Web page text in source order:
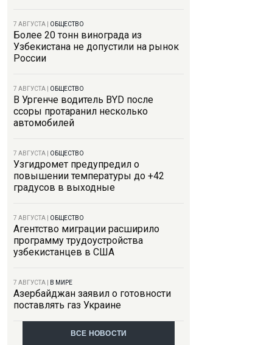
7 АВГУСТА ОБЩЕСТВО
Более 20 тонн винограда из
Узбекистана не допустили на рынок
России
7 АВГУСТА ОБЩЕСТВО
В Ургенче водитель BYD после
ссоры протаранил несколько
автомобилей
7 АВГУСТА ОБЩЕСТВО
Узгидромет предупредил о
повышении температуры до +42
градусов в выходные
7 АВГУСТА ОБЩЕСТВО
Агентство миграции расширило
программу трудоустройства
узбекистанцев в США
7 АВГУСТА В МИРЕ
Азербайджан заявил о готовности
поставлять газ Украине
ВСЕ НОВОСТИ